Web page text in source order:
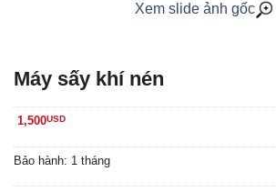
Xem slide ảnh gốc
Máy sấy khí nén
1,500USD
Bảo hành: 1 tháng